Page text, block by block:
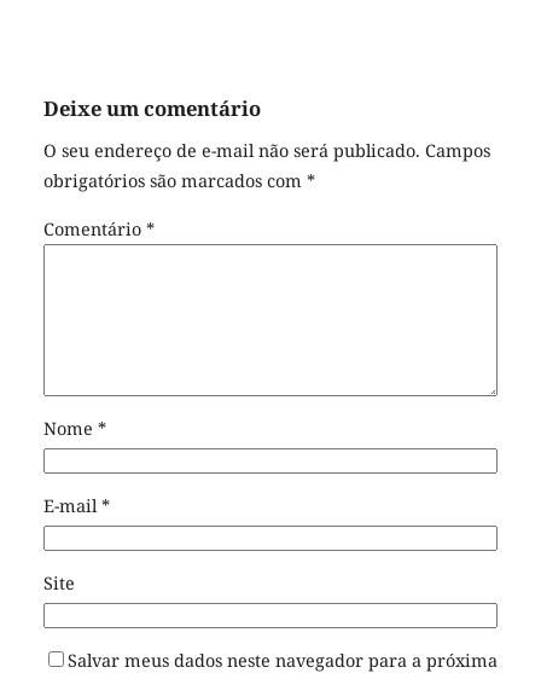
Deixe um comentário
O seu endereço de e-mail não será publicado. Campos
obrigatórios são marcados com *
Comentário *
Nome *
E-mail*
Site
Salvar meus dados neste navegador para a próxima